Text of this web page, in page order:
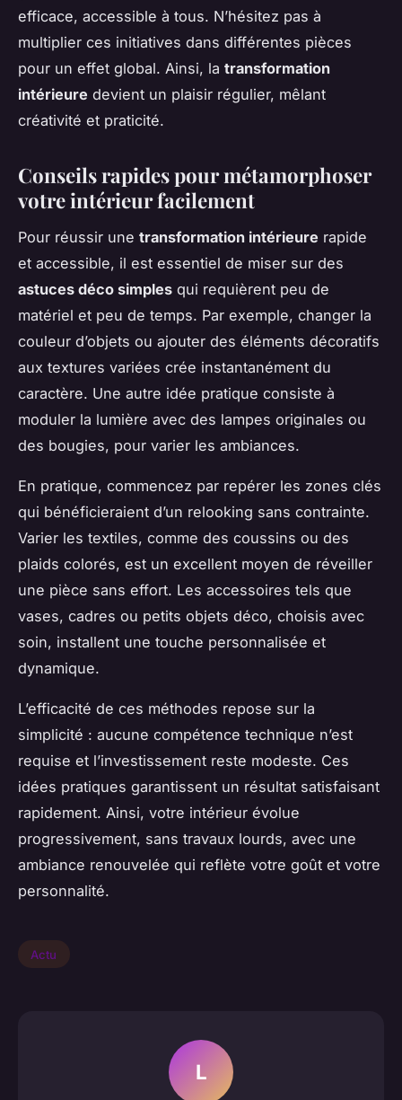
efficace, accessible à tous. N’hésitez pas à
multiplier ces initiatives dans différentes pièces
pour un effet global. Ainsi, la transformation
intérieure devient un plaisir régulier, mêlant
créativité et praticité.
Conseils rapides pour métamorphoser
votre intérieur facilement
Pour réussir une transformation intérieure rapide
et accessible, il est essentiel de miser sur des
astuces déco simples qui requièrent peu de
matériel et peu de temps. Par exemple, changer la
couleur d’objets ou ajouter des éléments décoratifs
aux textures variées crée instantanément du
caractère. Une autre idée pratique consiste à
moduler la lumière avec des lampes originales ou
des bougies, pour varier les ambiances.
En pratique, commencez par repérer les zones clés
qui bénéficieraient d’un relooking sans contrainte.
Varier les textiles, comme des coussins ou des
plaids colorés, est un excellent moyen de réveiller
une pièce sans effort. Les accessoires tels que
vases, cadres ou petits objets déco, choisis avec
soin, installent une touche personnalisée et
dynamique.
L’efficacité de ces méthodes repose sur la
simplicité : aucune compétence technique n’est
requise et l’investissement reste modeste. Ces
idées pratiques garantissent un résultat satisfaisant
rapidement. Ainsi, votre intérieur évolue
progressivement, sans travaux lourds, avec une
ambiance renouvelée qui reflète votre goût et votre
personnalité.
Actu
L